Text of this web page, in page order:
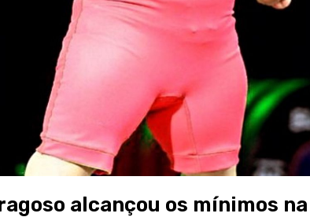
alcançou os mínimos na